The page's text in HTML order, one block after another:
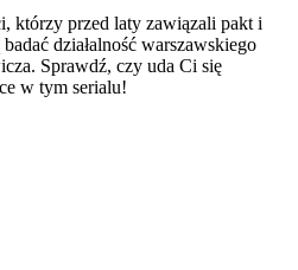
którzy przed laty zawiązali pakt i
działalność warszawskiego
Sprawdź, czy uda Ci się
w tym serialu!